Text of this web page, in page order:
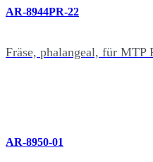
AR-8944PR-22
Fräse, phalangeal, für MTP
AR-8950-01